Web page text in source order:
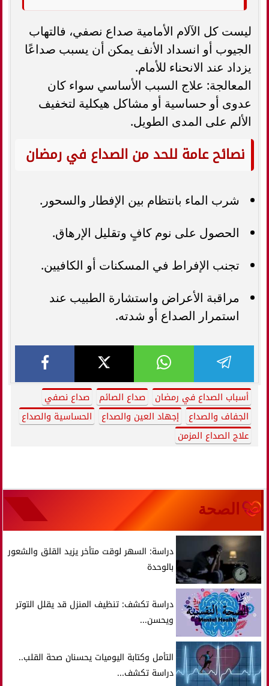
ليست كل الآلام الأمامية صداع نصفي، فالتهاب
الجيوب أو انسداد الأنف يمكن أن يسبب صداعًا
يزداد عند الانحناء للأمام.
المعالجة: علاج السبب الأساسي سواء كان
عدوى أو حساسية أو مشاكل هيكلية لتخفيف
الألم على المدى الطويل.
نصائح عامة للحد من الصداع في رمضان
شرب الماء بانتظام بين الإفطار والسحور.
الحصول على نوم كافٍ وتقليل الإرهاق.
تجنب الإفراط في المسكنات أو الكافيين.
مراقبة الأعراض واستشارة الطبيب عند
استمرار الصداع أو شدته.
أسباب الصداع في رمضان صداع الصائم
صداع نصفي
الجفاف والصداع
إجهاد العين والصداع
الحساسية والصداع
علاج الصداع المزمن
الصحة
دراسة: السهر لوقت متأخر يزيد القلق والشعور
بالوحدة
دراسة تكشف: تنظيف المنزل قد يقلل التوتر
ويحسن...
التأمل وكتابة اليوميات يحسنان صحة القلب..
دراسة تكشف...